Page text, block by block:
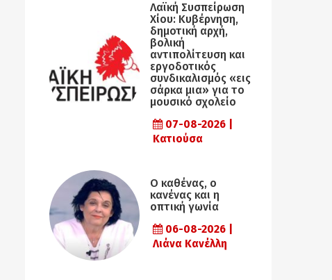
Λαϊκή Συσπείρωση
Χίου: Κυβέρνηση,
δημοτική αρχή,
βολική
αντιπολίτευση και
εργοδοτικός
συνδικαλισμός «εις
σάρκα μια» για το
μουσικό σχολείο
07-08-2026 |
Κατιούσα
Ο καθένας, ο
κανένας και η
οπτική γωνία
06-08-2026 |
Λιάνα Κανέλλη